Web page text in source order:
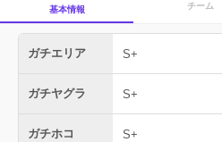
基本情報 チーム
ガチエリア S+
ガチヤグラ S+
ガチホコ S+